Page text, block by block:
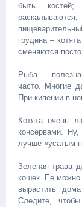
быть костей;
грудина –
сменяются
Рыба –
часто. Многие
При кипении в
Котята очень
консервами.
лучше «усатым-
Зеленая трава
кошек. Ее можно
вырастить
Следите,